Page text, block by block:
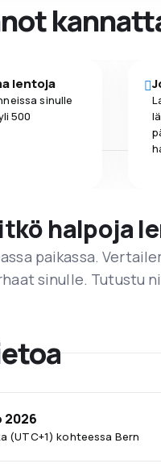
lentoja
sinulle
500
halpoja
paikassa.
sinulle. Tutustu
(UTC+1) kohteessa Bern
2026